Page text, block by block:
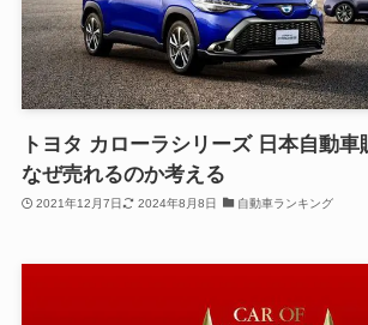
トヨタ カローラシリーズ 日本自動車
なぜ売れるのか考える
2021年12月7日 2024年8月8日 自動車ランキング